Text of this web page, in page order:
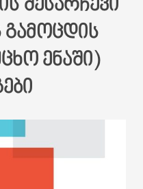
შესარჩევი
გამოცდის
ენაში)